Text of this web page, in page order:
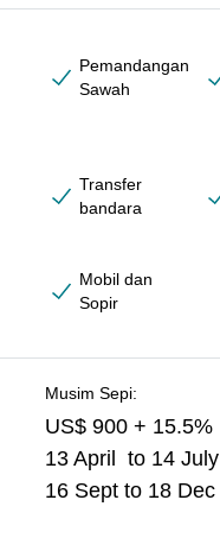
Pemandangan
Sawah
Transfer
bandara
Mobil dan
Sopir
Musim Sepi:
US$ 900 + 15.5%
13 April to 14 July
16 Sept to 18 Dec